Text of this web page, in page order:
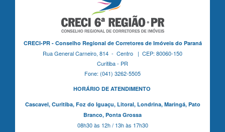
CRECI-PR - Conselho Regional de Corretores de Imóveis do Paraná
Rua General Carneiro, 814 - Centro | CEP: 80060-150
Curitiba - PR
Fone: (041) 3262-5505
HORÁRIO DE ATENDIMENTO
Cascavel, Curitiba,Foz do Iguaçu, Litoral, Londrina, Maringá, Pato
Branco, Ponta Grossa
08h30 às 12h / 13h às 17h30